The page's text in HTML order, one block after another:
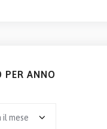
PER ANNO